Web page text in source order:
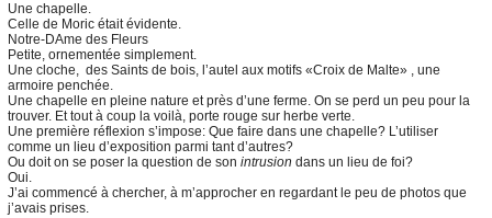
Une chapelle.
Celle de Moric était évidente.
Notre-DAme des Fleurs
Petite, ornementée simplement.
Une cloche, des Saints de bois, l’autel aux motifs «Croix de Malte» , une
armoire penchée.
Une chapelle en pleine nature et près d’une ferme. On se perd un peu pour la
trouver. Et tout à coup la voilà, porte rouge sur herbe verte.
Une première réflexion s’impose: Que faire dans une chapelle? L’utiliser
comme un lieu d’exposition parmi tant d’autres?
Ou doit on se poser la question de son intrusion dans un lieu de foi?
Oui.
J’ai commencé à chercher, à m’approcher en regardant le peu de photos que
j’avais prises.